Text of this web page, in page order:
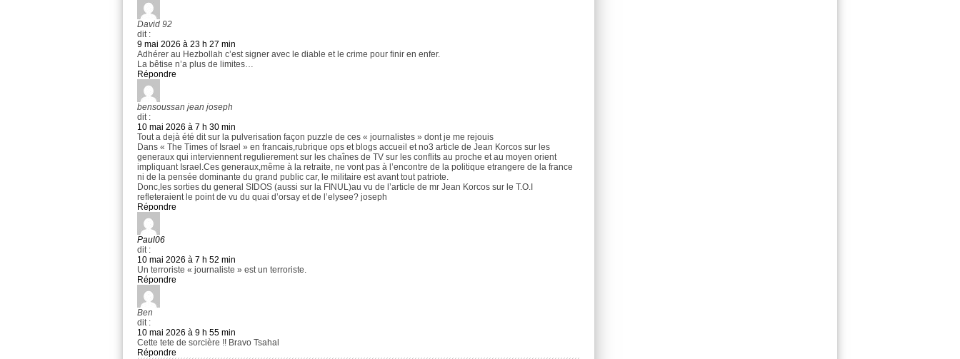
David 92
dit :
9 mai 2026 à 23 h 27 min
Adhérer au Hezbollah c’est signer avec le diable et le crime pour finir en enfer.
La bêtise n’a plus de limites…
Répondre
bensoussan jean joseph
dit :
10 mai 2026 à 7 h 30 min
Tout a dejà été dit sur la pulverisation façon puzzle de ces « journalistes » dont je me rejouis
Dans « The Times of Israel » en francais,rubrique ops et blogs accueil et no3 article de Jean Korcos sur les
generaux qui interviennent regulierement sur les chaînes de TV sur les conflits au proche et au moyen orient
impliquant Israel.Ces generaux,même à la retraite, ne vont pas à l’encontre de la politique etrangere de la france
ni de la pensée dominante du grand public car, le militaire est avant tout patriote.
Donc,les sorties du general SIDOS (aussi sur la FINUL)au vu de l’article de mr Jean Korcos sur le T.O.I
refleteraient le point de vu du quai d’orsay et de l’elysee? joseph
Répondre
Paul06
dit :
10 mai 2026 à 7 h 52 min
Un terroriste « journaliste » est un terroriste.
Répondre
Ben
dit :
10 mai 2026 à 9 h 55 min
Cette tete de sorcière !! Bravo Tsahal
Répondre